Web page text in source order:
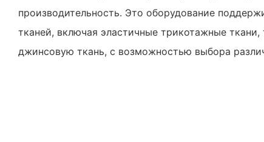
производительность. Это оборудование
тканей, включая эластичные трикотажные ткани,
джинсовую ткань, с возможностью выбора